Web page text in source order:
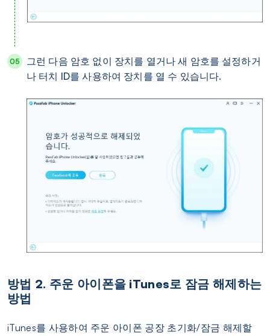
그런 다음 암호 없이 장치를 열거나 새 암호를 설정하거
나 터치 ID를 사용하여 장치를 열 수 있습니다.
방법 2. 주운 아이폰을 iTunes로 잠금 해제하는
방법
iTunes를 사용하여 주운 아이폰 공장 초기화/잠금 해제할